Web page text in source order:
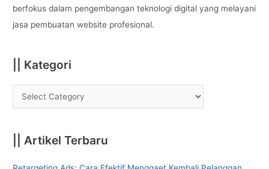
f
o
berfokus dalam pengembangan teknologi digital yang melayani
jasa pembuatan website profesional.
|| Kategori
|| Artikel Terbaru